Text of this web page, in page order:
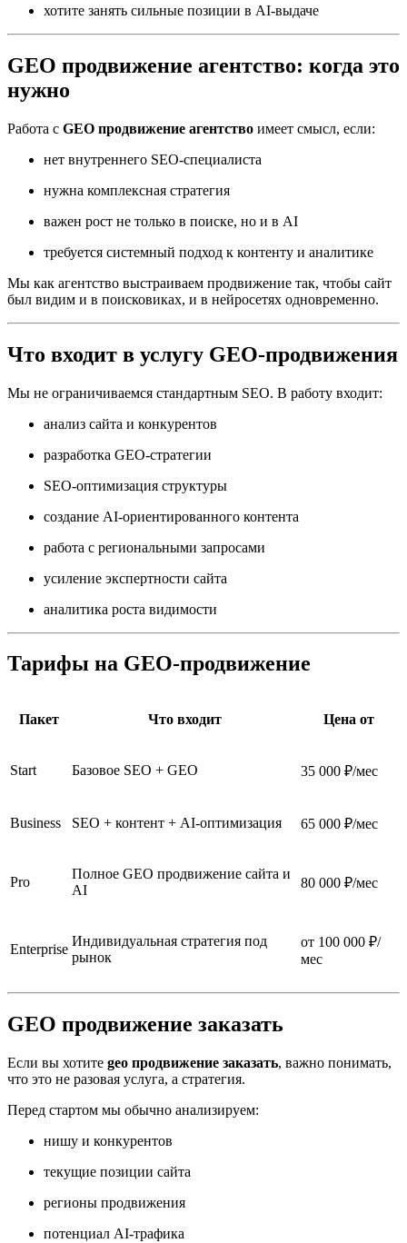
хотите занять сильные позиции в AI-выдаче
GEO продвижение агентство: когда это
нужно
Работа с GEO продвижение агентство имеет смысл, если:
нет внутреннего SEO-специалиста
нужна комплексная стратегия
важен рост не только в поиске, но и в AI
требуется системный подход к контенту и аналитике
Мы как агентство выстраиваем продвижение так, чтобы сайт
был видим и в поисковиках, и в нейросетях одновременно.
Что входит в услугу GEO-продвижения
Мы не ограничиваемся стандартным SEO. В работу входит:
анализ сайта и конкурентов
разработка GEO-стратегии
SEO-оптимизация структуры
создание AI-ориентированного контента
работа с региональными запросами
усиление экспертности сайта
аналитика роста видимости
Тарифы на GEO-продвижение
Пакет Что входит Цена от
Start Базовое SEO + GEO 35 000 ₽/мес
Business SEO + контент + AI-оптимизация 65 000 ₽/мес
Pro
Полное GEO продвижение сайта и
AI
80 000 ₽/мес
Enterprise
Индивидуальная стратегия под
рынок
от 100 000 ₽/
мес
GEO продвижение заказать
Если вы хотите geo продвижение заказать, важно понимать,
что это не разовая услуга, а стратегия.
Перед стартом мы обычно анализируем:
нишу и конкурентов
текущие позиции сайта
регионы продвижения
потенциал AI-трафика